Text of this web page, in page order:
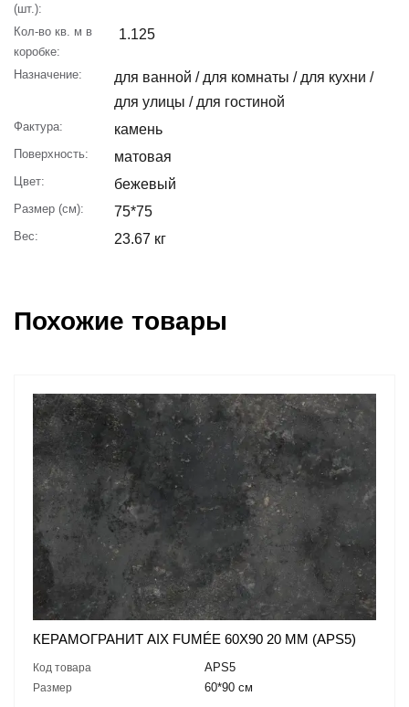
(шт.):
Кол-во кв. м в
коробке:
1.125
Назначение:
для ванной / для комнаты / для кухни /
для улицы / для гостиной
Фактура: камень
Поверхность: матовая
Цвет: бежевый
Размер (см): 75*75
Вес: 23.67 кг
Похожие товары
КЕРАМОГРАНИТ AIX FUMÉE 60X90 20 MM (APS5)
Код товара APS5
Размер 60*90 см